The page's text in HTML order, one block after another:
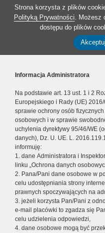
Strona korzysta z plików
Polityką Prywatności. Możesz
dostępu do plików
Informacja Administratora
Na podstawie art. 13 ust. 1 i 2
Europejskiego i Rady (UE)
sprawie ochrony osób
osobowych i w sprawie
uchylenia dyrektywy 95/46/WE
danych), Dz. U. UE. L.
informuję:
1. dane Administratora i
linku „Ochrona danych
2. Pana/Pani dane osobowe w
celu udostępniania strony
prawnych spoczywających na
3. jeżeli korzysta Pan/Pani z
e-mail placówki to zgadza się
celu udzielenia odpowiedzi,
4. dane osobowe mogą być